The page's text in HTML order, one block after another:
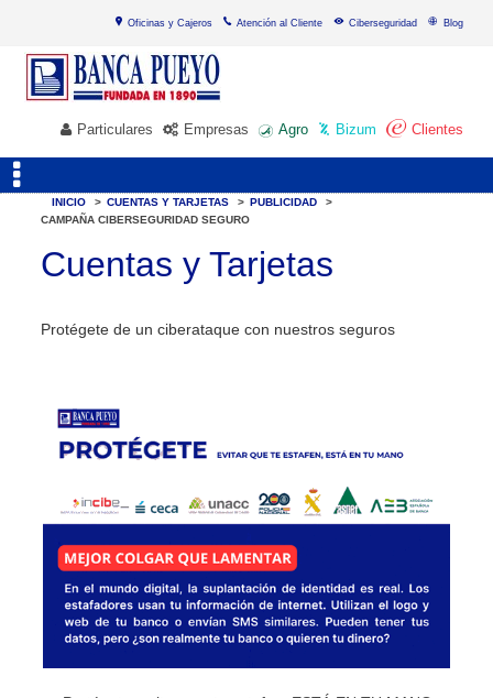
Oficinas y Cajeros Atención al Cliente Ciberseguridad Blog
Particulares Empresas Agro Bizum Clientes
INICIO > CUENTAS Y TARJETAS > PUBLICIDAD
>
CAMPAÑA CIBERSEGURIDAD SEGURO
Cuentas y Tarjetas
Protégete de un ciberataque con nuestros seguros